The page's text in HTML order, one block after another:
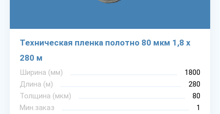
Техническая пленка полотно 80 мкм 1,8 х
280 м
Ширина (мм)
1800
Длина (м)
280
Толщина (мкм)
80
Мин.заказ
1